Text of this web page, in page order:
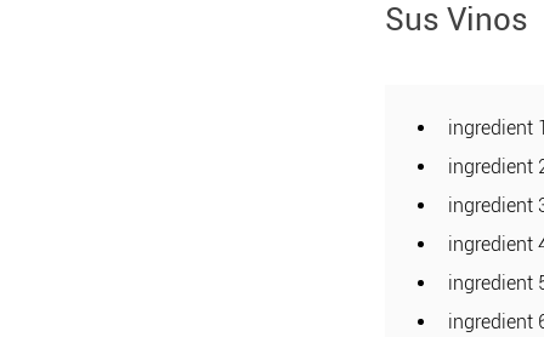
Sus Vinos
ingredient 1
ingredient
ingredient
ingredient
ingredient
ingredient